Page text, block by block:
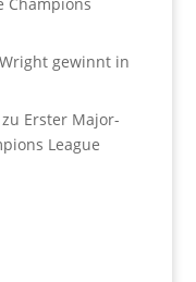
Wright gewinnt in
zu Erster Major-
League